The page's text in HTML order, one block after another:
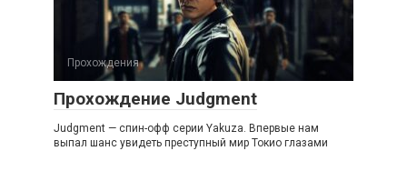
Прохождения
Прохождение Judgment
Judgment — спин-офф серии Yakuza. Впервые нам
выпал шанс увидеть преступный мир Токио глазами